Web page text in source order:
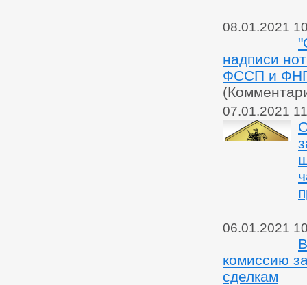
08.01.2021
надписи
ФССП и ФНП
07.01.2021
06.01.2021
комиссию
сделкам